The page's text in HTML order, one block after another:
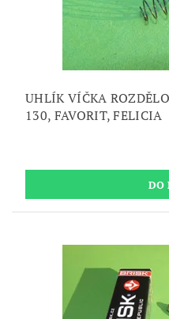
UHLÍK VÍČKA
130, FAVORIT, FELICIA